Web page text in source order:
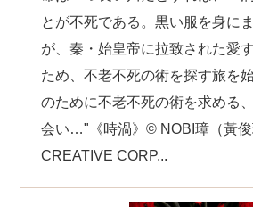
とが不死である。黒い服を身に
が、秦・始皇帝に拉致された愛
ため、不老不死の術を探す旅を
のために不老不死の術を求める
会い…"《時渦》© NOBI璋（黃
CREATIVE CORP...